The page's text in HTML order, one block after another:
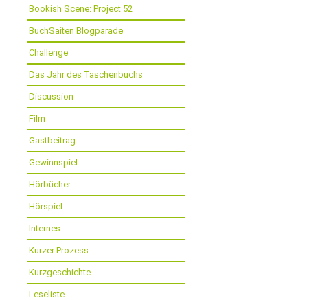
Bookish Scene: Project 52
BuchSaiten Blogparade
Challenge
Das Jahr des Taschenbuchs
Discussion
Film
Gastbeitrag
Gewinnspiel
Hörbücher
Hörspiel
Internes
Kurzer Prozess
Kurzgeschichte
Leseliste